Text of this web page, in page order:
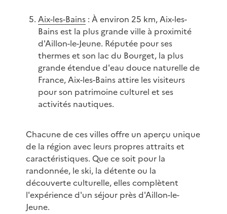
Aix-les-Bains: À environ 25 km, Aix-les-
Bains est la plus grande ville à proximité
d'Aillon-le-Jeune. Réputée pour ses
thermes et son lac du Bourget, la plus
grande étendue d'eau douce naturelle de
France, Aix-les-Bains attire les visiteurs
pour son patrimoine culturel et ses
activités nautiques.
Chacune de ces villes offre un aperçu unique
de la région avec leurs propres attraits et
caractéristiques. Que ce soit pour la
randonnée, le ski, la détente ou la
découverte culturelle, elles complètent
l'expérience d'un séjour près d'Aillon-le-
Jeune.